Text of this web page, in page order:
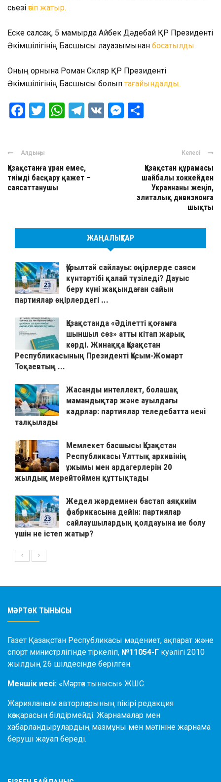
сьезі өтіп жатыр.
Еске салсақ, 5 мамырда Айбек Дәдебай ҚР Президенті
Әкімшілігінің Басшысы лауазымынан босатылды.
Оның орнына Роман Скляр ҚР Президенті
Әкімшілігінің Басшысы болып тағайындалды.
Facebook
Twitter
WhatsApp
Telegram
VK Messenger
Алдыңғы
Қазақстанға ұран емес,
тиімді басқару қажет –
саясаттанушы
Келесі
Қазақстан құрамасы
шайбалы хоккейден
Украинаны жеңіп,
элиталық дивизионға
шықты
ЖАҢАЛЫҚТАР
Құрылтай сайлауы: өңірлерде саяси
күнтәртібі қалай түзіледі? Дауыс
беру күні жақындаған сайын
партиялар өңірлердегі ...
Қазақстанда «Әділетті қоғамға
шыншыл сөз» атты кітап жарық
көрді. Жинаққа Қазақстан
Республикасының Президенті Қасым-Жомарт
Тоқаевтың ...
Жасанды интеллект, болашақ
мамандықтар және ауылдағы
кадрлар: партиялар теледебатта нені
талқылады
Мемлекет басшысы Қазақстан
Республикасы Ұлттық архивінің
ұжымы мен ардагерлерін 20
жылдық мерейтоймен құттықтады
Жедел жәрдемнен бастап аяқкиім
фабрикасына дейін: партиялар
сайлаушылардың қолдауына ие болу
үшін не істеп жатыр?
МӘРТӨК ТЫНЫСЫ
Газет Қазақстан Республикасы мәдениет, ақпарат және
спорт министрлігінде тіркеліп, №11054-Г куәлігі 2010
жылдың 26 шілдесінде берілген.
Меншік иесі: «Мәртөк тынысы» ЖШС.
Жарияланым авторларының пікірі редакция
көзқарасын білдірмейді. Жарнамалар мен
хабарландырулардың мазмұны мен мәтініне жарнама
беруші жауап береді.